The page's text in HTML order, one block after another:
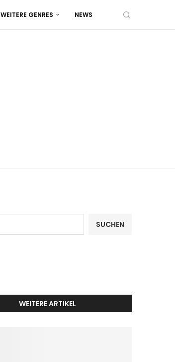
WEITERE GENRES NEWS
SUCHEN
WEITERE ARTIKEL